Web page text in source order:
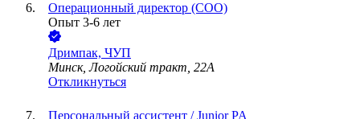
Операционный директор (COO)
Опыт 3-6 лет
Дримпак, ЧУП
Минск, Логойский тракт, 22А
Откликнуться
Персональный ассистент / Junior PA